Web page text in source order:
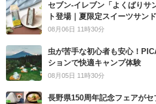
セブン‐イレブン「よくばり
ト登場｜夏限定スイーツサン
08月06日 11時30分
虫が苦手な初心者も安心！
ションで快適キャンプ体験
08月05日 11時30分
長野県150周年記念フェアが